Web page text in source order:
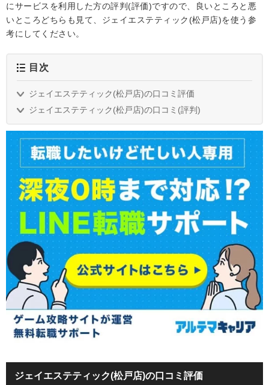
にサービスを利用した方の評判(評価)ですので、良いところと悪
いところどちらも見て、ジェイエステティック(松戸店)を使う参
考にしてください。
目次
ジェイエステティック(松戸店)の口コミ評価
ジェイエステティック(松戸店)の口コミ(評判)
ジェイエステティック(松戸店)の口コミ評価